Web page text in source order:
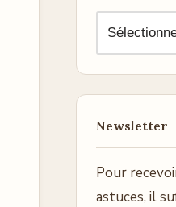
Newsletter
Pour
astuces, il